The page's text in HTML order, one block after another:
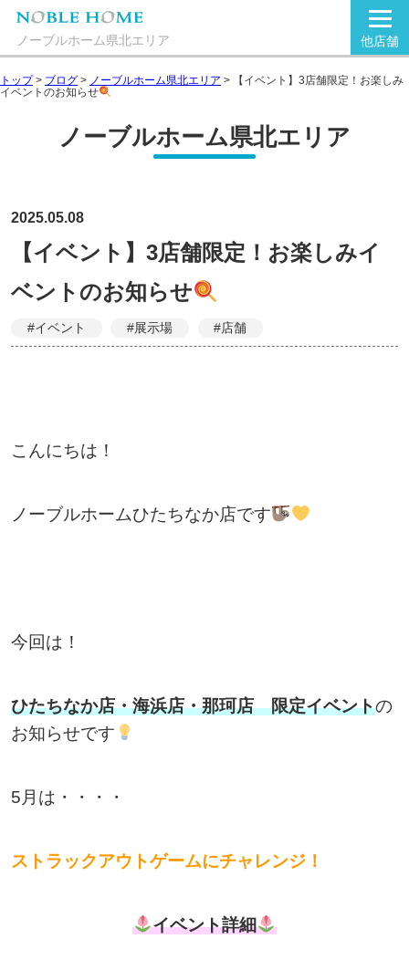
ノーブルホーム県北エリア 他店舗
トップ> ブログ > ノーブルホーム県北エリア >
【イベント】3店舗限定！お楽しみ
イベントのお知らせ
ノーブルホーム県北エリア
2025.05.08
【イベント】3店舗限定！お楽しみイ
ベントのお知らせ
#イベント #展示場 #店舗
こんにちは！
ノーブルホームひたちなか店です
今回は！
ひたちなか店・海浜店・那珂店 限定イベントの
お知らせです
5月は・・・・
ストラックアウトゲームにチャレンジ！
イベント詳細